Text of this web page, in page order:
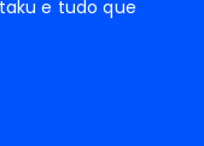
e tudo que